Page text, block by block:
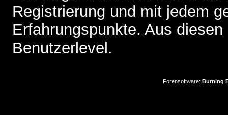
Registrierung und mit jedem
Erfahrungspunkte. Aus
Benutzerlevel.
Forensoftware: Burning